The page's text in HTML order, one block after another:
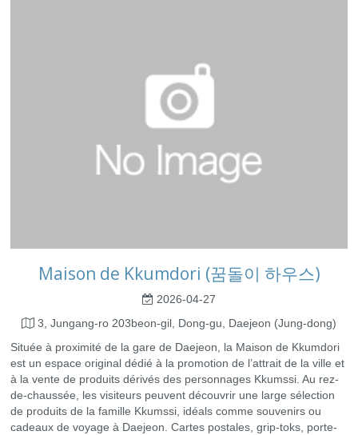
Maison de Kkumdori (꿈돌이 하우스)
2026-04-27
3, Jungang-ro 203beon-gil, Dong-gu, Daejeon (Jung-dong)
Située à proximité de la gare de Daejeon, la Maison de Kkumdori
est un espace original dédié à la promotion de l’attrait de la ville et
à la vente de produits dérivés des personnages Kkumssi. Au rez-
de-chaussée, les visiteurs peuvent découvrir une large sélection
de produits de la famille Kkumssi, idéals comme souvenirs ou
cadeaux de voyage à Daejeon. Cartes postales, grip-toks, porte-